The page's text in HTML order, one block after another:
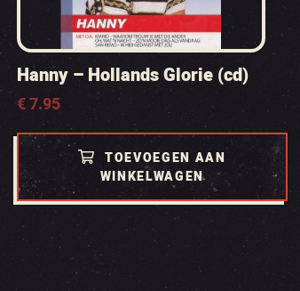
Hanny – Hollands Glorie (cd)
€7.95
TOEVOEGEN AAN
WINKELWAGEN